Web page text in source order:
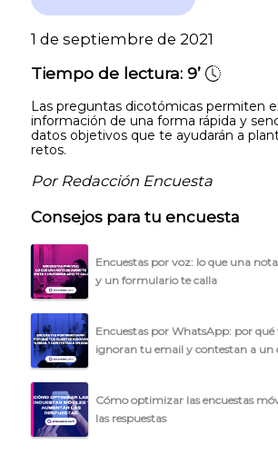
1 de septiembre de 2021
Tiempo de lectura: 9’
Las preguntas dicotómicas permiten
información de una forma rápida y
datos objetivos que te ayudarán a
retos.
Por Redacción Encuesta
Consejos para tu encuesta
Encuestas por voz: lo que una
y un formulario te calla
Encuestas por WhatsApp: por qué
ignoran tu email y contestan a un
Cómo optimizar las encuestas
las respuestas